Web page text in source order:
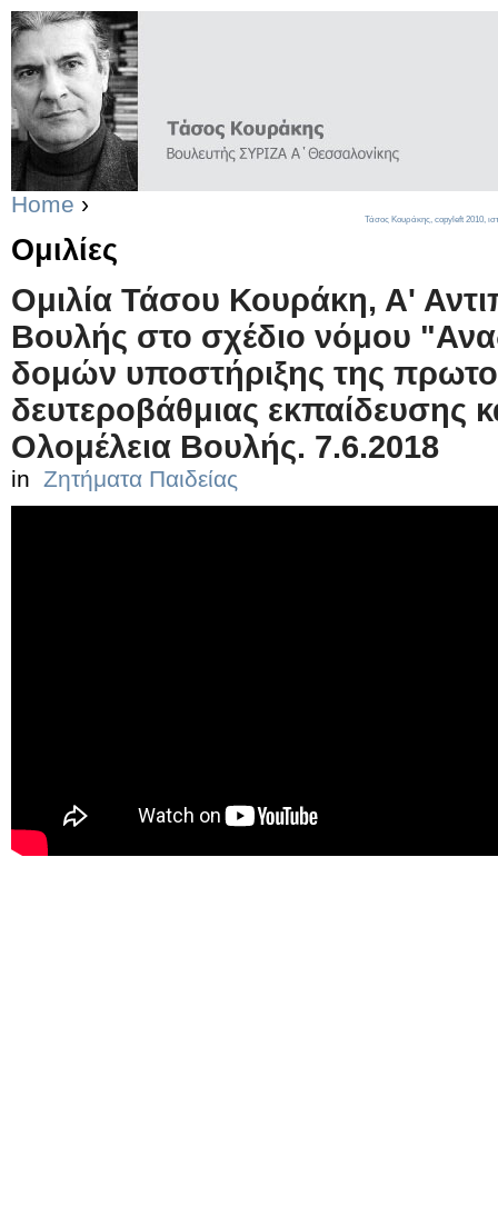
Home ›
Ομιλίες
Ομιλία Τάσου Κουράκη, Α'
Βουλής στο σχέδιο νόμου
δομών υποστήριξης της
δευτεροβάθμιας εκπαίδευσης
Ολομέλεια Βουλής. 7.6.2018
in Ζητήματα Παιδείας
Τάσος Κουράκης, copyleft 2010,